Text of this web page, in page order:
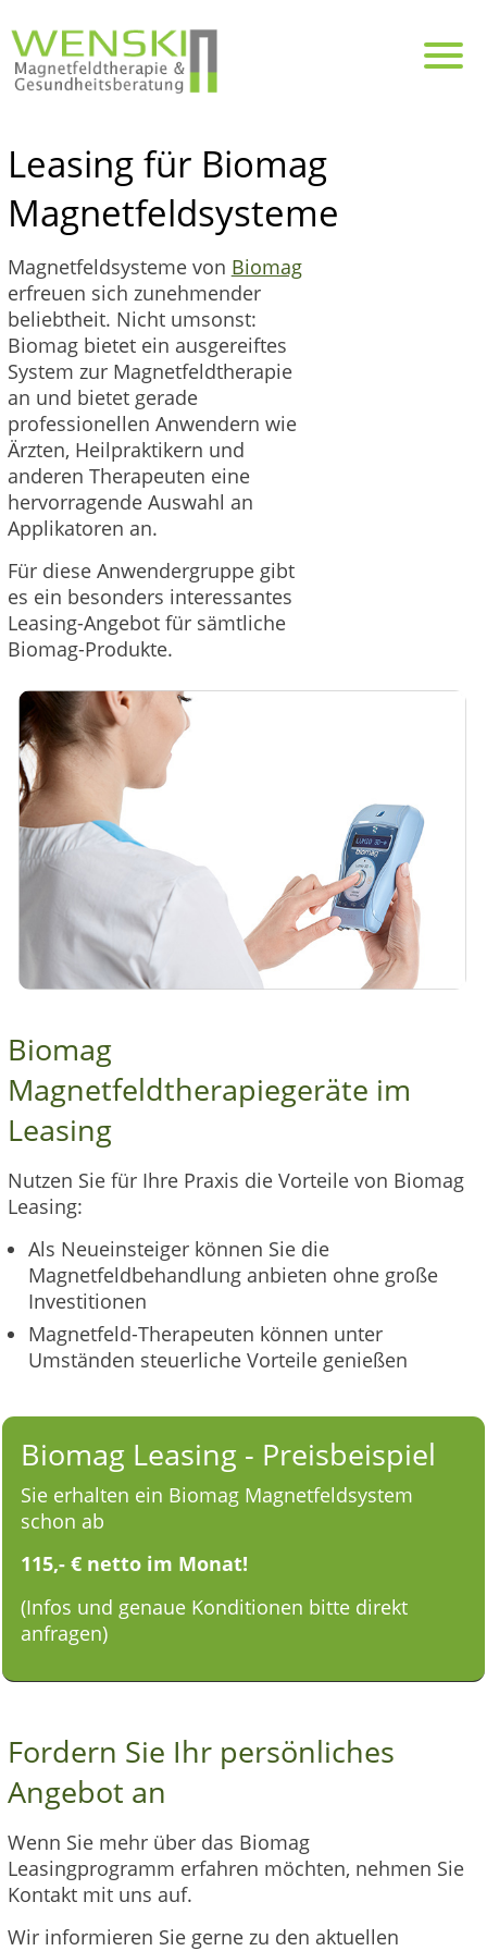
Leasing für Biomag
Magnetfeldsysteme
Magnetfeldsysteme von Biomag
erfreuen sich zunehmender
beliebtheit. Nicht umsonst:
Biomag bietet ein ausgereiftes
System zur Magnetfeldtherapie
an und bietet gerade
professionellen Anwendern wie
Ärzten, Heilpraktikern und
anderen Therapeuten eine
hervorragende Auswahl an
Applikatoren an.
Für diese Anwendergruppe gibt
es ein besonders interessantes
Leasing-Angebot für sämtliche
Biomag-Produkte.
Biomag
Magnetfeldtherapiegeräte im
Leasing
Nutzen Sie für Ihre Praxis die Vorteile von Biomag
Leasing:
Als Neueinsteiger können Sie die
Magnetfeldbehandlung anbieten ohne große
Investitionen
Magnetfeld-Therapeuten können unter
Umständen steuerliche Vorteile genießen
Biomag Leasing - Preisbeispiel
Sie erhalten ein Biomag Magnetfeldsystem
schon ab
115,- € netto im Monat!
(Infos und genaue Konditionen bitte direkt
anfragen)
Fordern Sie Ihr persönliches
Angebot an
Wenn Sie mehr über das Biomag
Leasingprogramm erfahren möchten, nehmen Sie
Kontakt mit uns auf.
Wir informieren Sie gerne zu den aktuellen